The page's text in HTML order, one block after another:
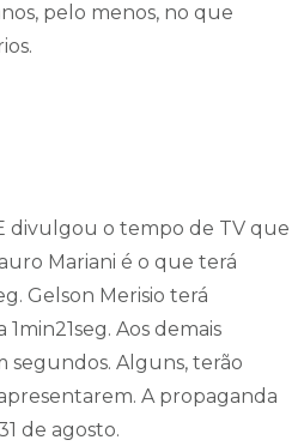
pelo menos, no que
divulgou o tempo de TV que
Mariani é o que terá
Gelson Merisio terá
Aos demais
segundos. Alguns, terão
A propaganda
de agosto.